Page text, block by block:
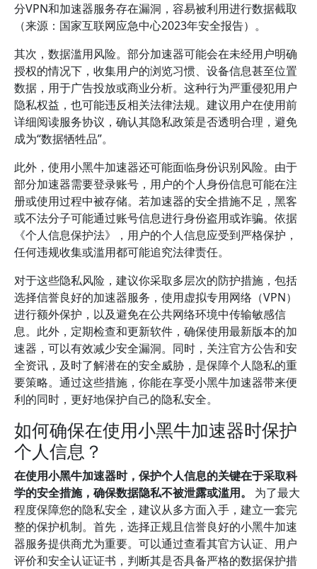
分VPN和加速器服务存在漏洞，容易被利用进行数据截取
（来源：国家互联网应急中心2023年安全报告）。
其次，数据滥用风险。部分加速器可能会在未经用户明确
授权的情况下，收集用户的浏览习惯、设备信息甚至位置
数据，用于广告投放或商业分析。这种行为严重侵犯用户
隐私权益，也可能违反相关法律法规。建议用户在使用前
详细阅读服务协议，确认其隐私政策是否透明合理，避免
成为“数据牺牲品”。
此外，使用小黑牛加速器还可能面临身份识别风险。由于
部分加速器需要登录账号，用户的个人身份信息可能在注
册或使用过程中被存储。若加速器的安全措施不足，黑客
或不法分子可能通过账号信息进行身份盗用或诈骗。依据
《个人信息保护法》，用户的个人信息应受到严格保护，
任何违规收集或滥用都可能追究法律责任。
对于这些隐私风险，建议你采取多层次的防护措施，包括
选择信誉良好的加速器服务，使用虚拟专用网络（VPN）
进行额外保护，以及避免在公共网络环境中传输敏感信
息。此外，定期检查和更新软件，确保使用最新版本的加
速器，可以有效减少安全漏洞。同时，关注官方公告和安
全资讯，及时了解潜在的安全威胁，是保障个人隐私的重
要策略。通过这些措施，你能在享受小黑牛加速器带来便
利的同时，更好地保护自己的隐私安全。
如何确保在使用小黑牛加速器时保护
个人信息？
在使用小黑牛加速器时，保护个人信息的关键在于采取科
学的安全措施，确保数据隐私不被泄露或滥用。
为了最大
程度保障您的隐私安全，建议从多方面入手，建立一套完
整的保护机制。首先，选择正规且信誉良好的小黑牛加速
器服务提供商尤为重要。可以通过查看其官方认证、用户
评价和安全认证证书，判断其是否具备严格的数据保护措